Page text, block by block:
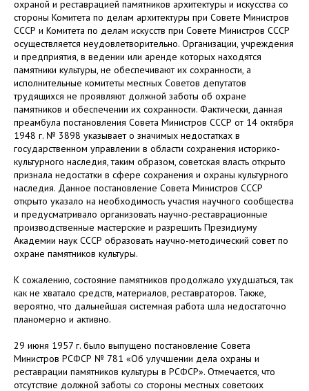
охраной и реставрацией памятников архитектуры и искусства со
стороны Комитета по делам архитектуры при Совете Министров
СССР и Комитета по делам искусств при Совете Министров СССР
осуществляется неудовлетворительно. Организации, учреждения
и предприятия, в ведении или аренде которых находятся
памятники культуры, не обеспечивают их сохранности, а
исполнительные комитеты местных Советов депутатов
трудящихся не проявляют должной заботы об охране
памятников и обеспечении их сохранности. Фактически, данная
преамбула постановления Совета Министров СССР от 14 октября
1948 г. № 3898 указывает о значимых недостатках в
государственном управлении в области сохранения историко-
культурного наследия, таким образом, советская власть открыто
признала недостатки в сфере сохранения и охраны культурного
наследия. Данное постановление Совета Министров СССР
открыто указало на необходимость участия научного сообщества
и предусматривало организовать научно-реставрационные
производственные мастерские и разрешить Президиуму
Академии наук СССР образовать научно-методический совет по
охране памятников культуры.
К сожалению, состояние памятников продолжало ухудшаться, так
как не хватало средств, материалов, реставраторов. Также,
вероятно, что дальнейшая системная работа шла недостаточно
планомерно и активно.
29 июня 1957 г. было выпущено постановление Совета
Министров РСФСР № 781 «Об улучшении дела охраны и
реставрации памятников культуры в РСФСР». Отмечается, что
отсутствие должной заботы со стороны местных советских